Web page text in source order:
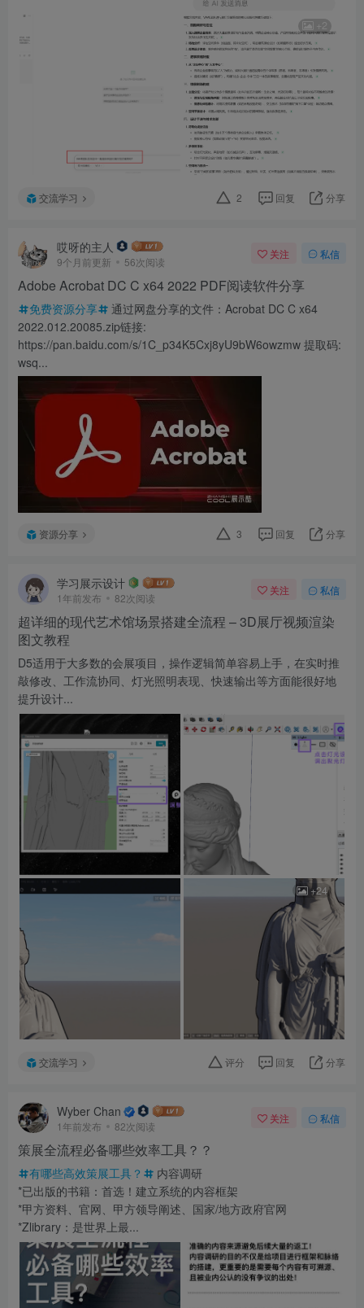
+2
交流学习 2 回复 分享
哎呀的主人
9个月前更新 56次阅读
关注 私信
Adobe Acrobat DC C x64 2022 PDF阅读软件分享
免费资源分享
通过网盘分享的文件：Acrobat DC C x64
2022.012.20085.zip链接:
https://pan.baidu.com/s/1C_p34K5Cxj8yU9bW6owzmw 提取码:
wsq...
资源分享 3 回复 分享
学习展示设计
1年前发布 82次阅读
关注 私信
超详细的现代艺术馆场景搭建全流程 – 3D展厅视频渲染
图文教程
D5适用于大多数的会展项目，操作逻辑简单容易上手，在实时推
敲修改、工作流协同、灯光照明表现、快速输出等方面能很好地
提升设计...
+24
交流学习 评分 回复 分享
Wyber Chan
1年前发布 82次阅读
关注 私信
策展全流程必备哪些效率工具？？
有哪些高效策展工具？
内容调研
*已出版的书籍：首选！建立系统的内容框架
*甲方资料、官网、甲方领导阐述、国家/地方政府官网
*Zlibrary：是世界上最...